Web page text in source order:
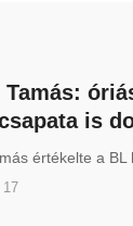
Tamás:
is
értékelte a BL